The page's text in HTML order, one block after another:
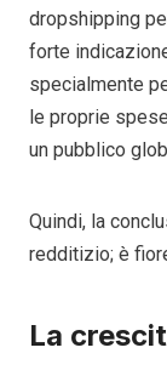
dropshipping
forte
specialmente
le proprie
un pubblico
Quindi, la
redditizio; è
La